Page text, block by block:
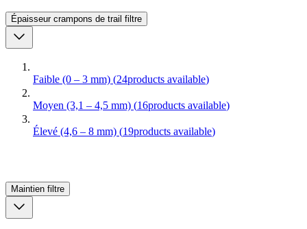
Épaisseur crampons de trail filtre
Faible (0 – 3 mm) (24products available)
Moyen (3,1 – 4,5 mm) (16products available)
Élevé (4,6 – 8 mm) (19products available)
Maintien filtre